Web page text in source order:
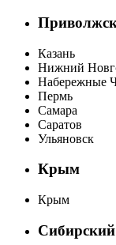
Казань
Нижний
Набережные
Пермь
Самара
Саратов
Ульяновск
Крым
Крым